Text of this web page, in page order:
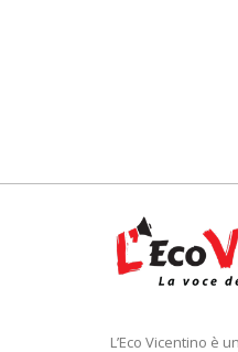
L’Eco Vicentino è